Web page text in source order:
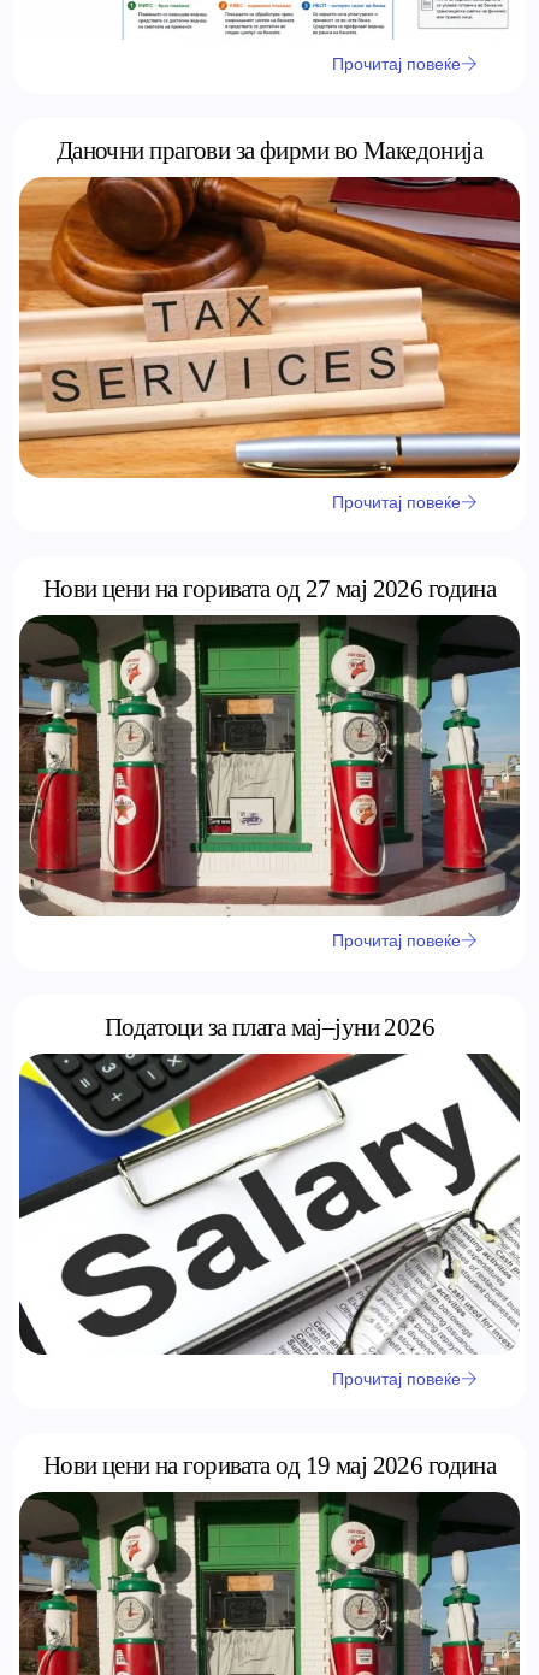
Прочитај повеќе
Даночни прагови за фирми во Македонија
Прочитај повеќе
Нови цени на горивата од 27 мај 2026 година
Прочитај повеќе
Податоци за плата мај–јуни 2026
Прочитај повеќе
Нови цени на горивата од 19 мај 2026 година